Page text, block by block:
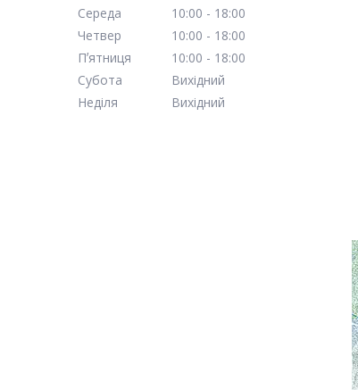
Середа
10:00
18:00
Четвер
10:00
18:00
Пʼятниця
10:00
18:00
Субота
Вихідний
Неділя
Вихідний